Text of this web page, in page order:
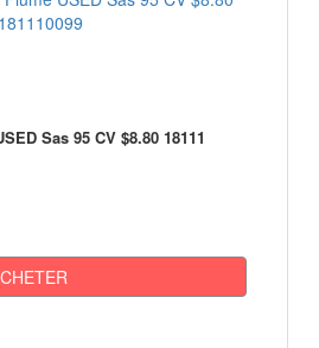
Sas 95 CV $8.80 18111